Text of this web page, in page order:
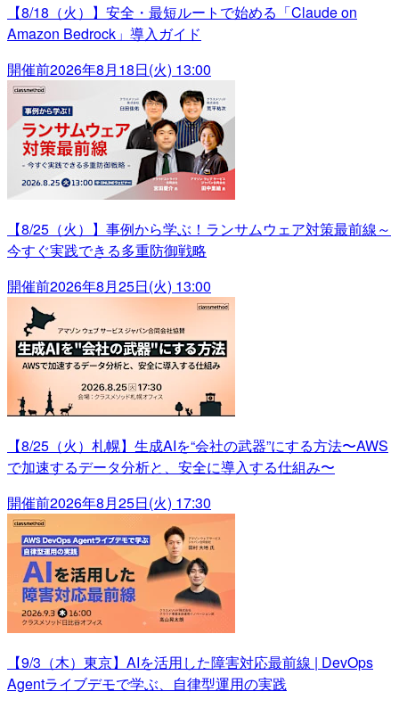
【8/18（火）】安全・最短ルートで始める「Claude on
Amazon Bedrock」導入ガイド
開催前2026年8月18日(火) 13:00
【8/25（火）】事例から学ぶ！ランサムウェア対策最前線～
今すぐ実践できる多重防御戦略
開催前2026年8月25日(火) 13:00
【8/25（火）札幌】生成AIを“会社の武器”にする方法〜AWS
で加速するデータ分析と、安全に導入する仕組み〜
開催前2026年8月25日(火) 17:30
【9/3（木）東京】AIを活用した障害対応最前線 | DevOps
Agentライブデモで学ぶ、自律型運用の実践